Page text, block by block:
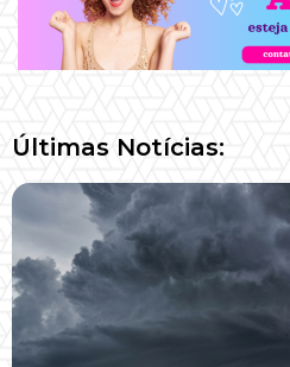
Últimas Notícias: